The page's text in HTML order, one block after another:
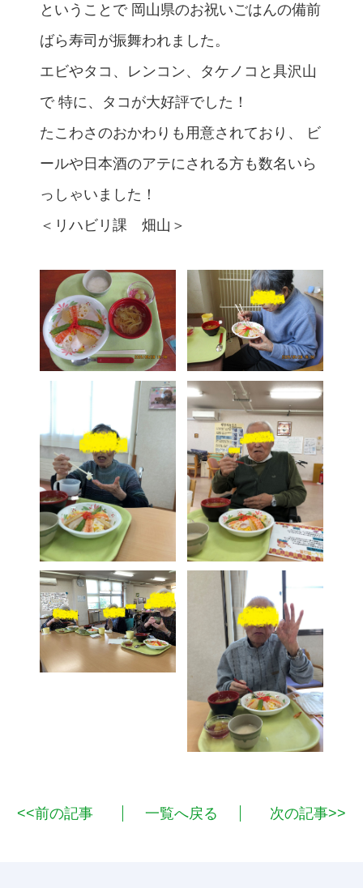
ということで 岡山県のお祝いごはんの備前
ばら寿司が振舞われました。
エビやタコ、レンコン、タケノコと具沢山
で 特に、タコが大好評でした！
たこわさのおかわりも用意されており、 ビ
ールや日本酒のアテにされる方も数名いら
っしゃいました！
＜リハビリ課 畑山＞
<<前の記事 一覧へ戻る 次の記事>>